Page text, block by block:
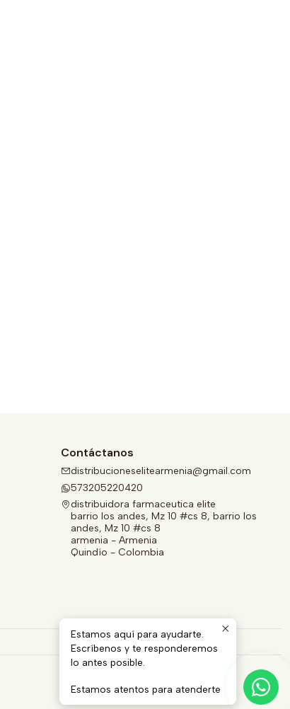
Contáctanos
distribucioneselitearmenia@gmail.com
573205220420
distribuidora farmaceutica elite
barrio los andes, Mz 10 #cs 8, barrio los
andes, Mz 10 #cs 8
armenia - Armenia
Quindío - Colombia
Estamos aquí para ayudarte.
Escríbenos y te responderemos
lo antes posible.
Estamos atentos para atenderte